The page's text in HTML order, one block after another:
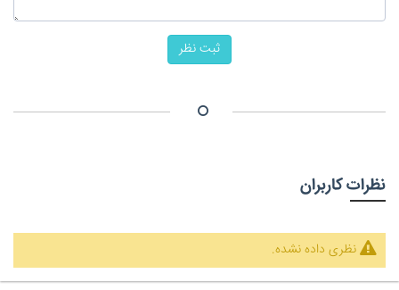
ثبت نظر
نظرات کاربران
نظری داده نشده.